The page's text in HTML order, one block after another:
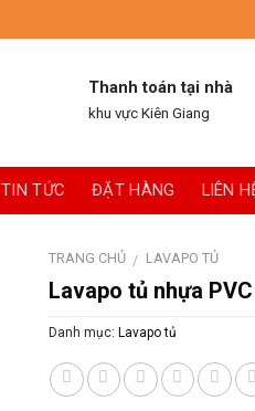
Thanh toán tại nhà
khu vực Kiên Giang
TIN TỨC ĐẶT HÀNG LIÊN
TRANG CHỦ / LAVAPO TỦ
Lavapo tủ nhựa
Danh mục: Lavapo tủ